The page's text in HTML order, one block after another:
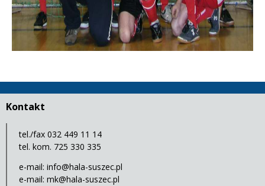
Kontakt
tel./fax 032 449 11 14
tel. kom. 725 330 335
e-mail: info@hala-suszec.pl
e-mail: mk@hala-suszec.pl